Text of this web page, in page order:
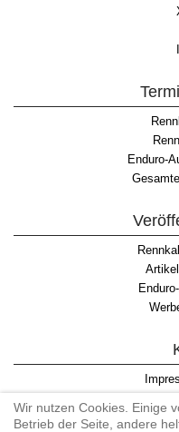
Enduro-
Wir nutzen Cookies. Einige
Betrieb der Seite, andere